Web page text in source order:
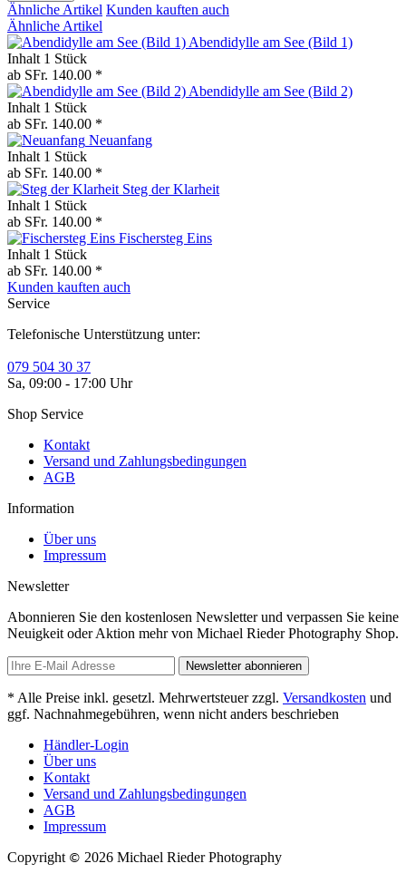
Ähnliche Artikel Kunden kauften auch
Ähnliche Artikel
Abendidylle am See (Bild 1)
Inhalt 1 Stück
ab SFr. 140.00 *
Abendidylle am See (Bild 2)
Inhalt 1 Stück
ab SFr. 140.00 *
Neuanfang
Inhalt 1 Stück
ab SFr. 140.00 *
Steg der Klarheit
Inhalt 1 Stück
ab SFr. 140.00 *
Fischersteg Eins
Inhalt 1 Stück
ab SFr. 140.00 *
Kunden kauften auch
Service
Telefonische Unterstützung unter:
079 504 30 37
Sa, 09:00 - 17:00 Uhr
Shop Service
Kontakt
Versand und Zahlungsbedingungen
AGB
Information
Über uns
Impressum
Newsletter
Abonnieren Sie den kostenlosen Newsletter und verpassen Sie keine
Neuigkeit oder Aktion mehr von Michael Rieder Photography Shop.
Newsletter abonnieren
* Alle Preise inkl. gesetzl. Mehrwertsteuer zzgl. Versandkosten und
ggf. Nachnahmegebühren, wenn nicht anders beschrieben
Händler-Login
Über uns
Kontakt
Versand und Zahlungsbedingungen
AGB
Impressum
Copyright © 2026 Michael Rieder Photography